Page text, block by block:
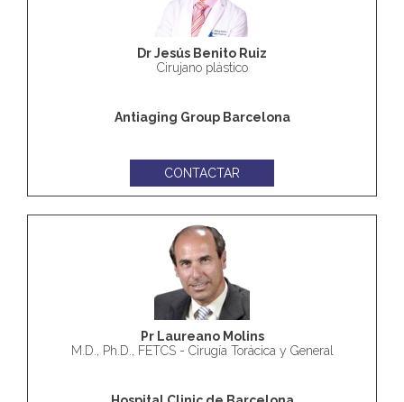
Dr Jesús Benito Ruiz
Cirujano plástico
Antiaging Group Barcelona
CONTACTAR
Pr Laureano Molins
M.D., Ph.D., FETCS - Cirugía Torácica y General